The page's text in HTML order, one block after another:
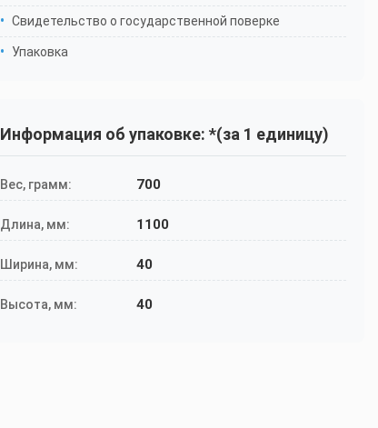
Свидетельство о государственной поверке
Упаковка
Информация об упаковке: *(за 1 единицу)
Вес, грамм: 700
Длина, мм: 1100
Ширина, мм: 40
Высота, мм: 40